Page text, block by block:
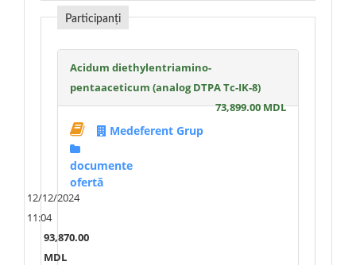
Participanți
Acidum diethylentriamino-
pentaaceticum (analog DTPA Tc-IK-8)
73,899.00 MDL
Medeferent Grup
documente
ofertă
12/12/2024
11:04
93,870.00
MDL